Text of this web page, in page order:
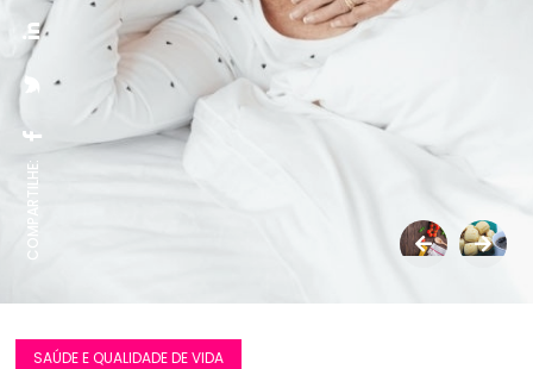
COMPARTILHE:
SAÚDE E QUALIDADE DE VIDA